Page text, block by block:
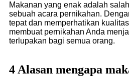
Makanan yang enak adalah
sebuah acara pernikahan.
tepat dan memperhatikan
membuat pernikahan Anda
terlupakan bagi semua orang.
4 Alasan mengapa